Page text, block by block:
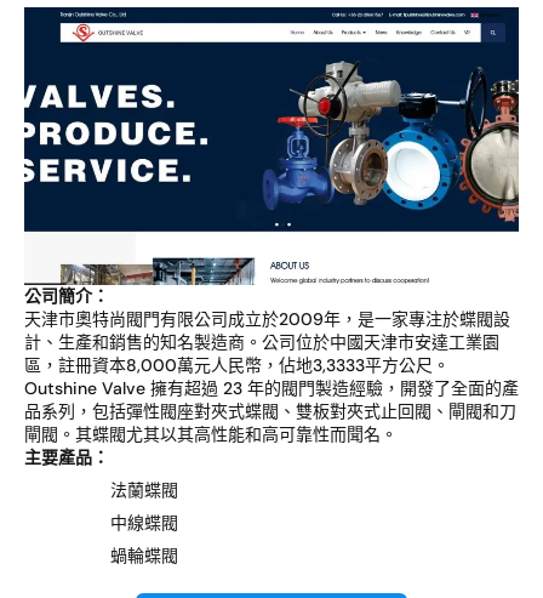
公司簡介：
天津市奧特尚閥門有限公司成立於2009年，是一家專注於蝶閥設
計、生產和銷售的知名製造商。公司位於中國天津市安達工業園
區，註冊資本8,000萬元人民幣，佔地3,3333平方公尺。
Outshine Valve 擁有超過 23 年的閥門製造經驗，開發了全面的產
品系列，包括彈性閥座對夾式蝶閥、雙板對夾式止回閥、閘閥和刀
閘閥。其蝶閥尤其以其高性能和高可靠性而聞名。
主要產品：
法蘭蝶閥
中線蝶閥
蝸輪蝶閥